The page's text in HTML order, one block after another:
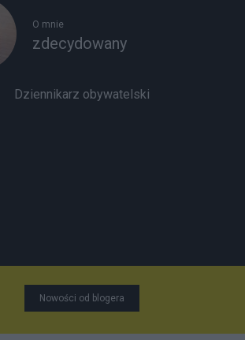
O mnie
zdecydowany
Dziennikarz obywatelski
Nowości od blogera